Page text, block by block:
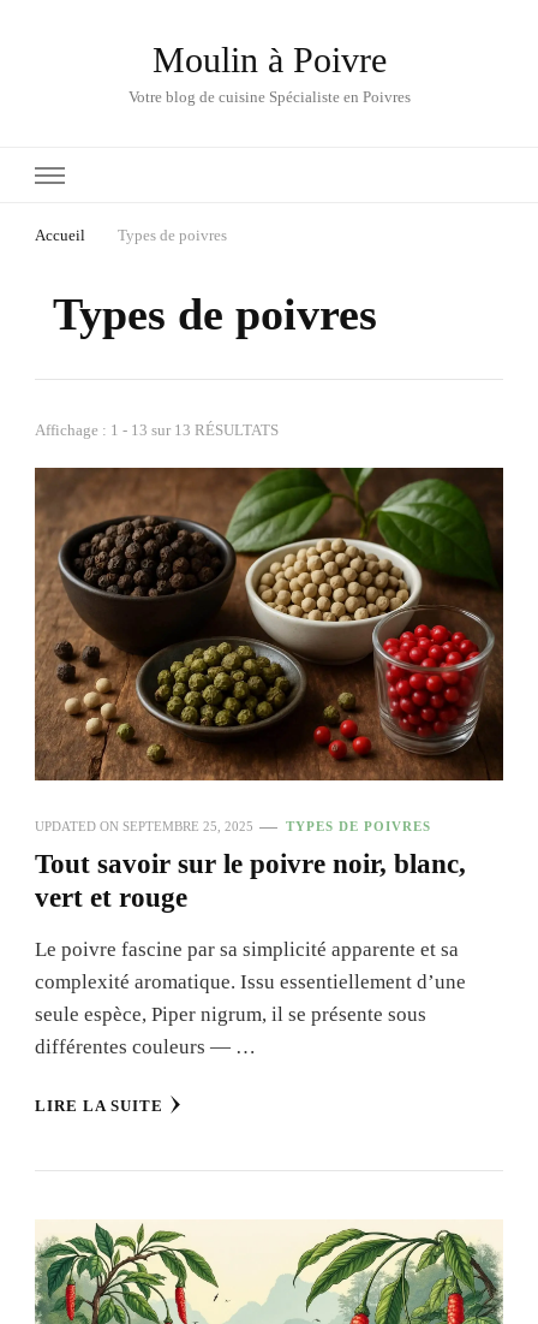
Moulin à Poivre
Votre blog de cuisine Spécialiste en Poivres
Accueil Types de poivres
Types de poivres
Affichage : 1 - 13 sur 13 RÉSULTATS
UPDATED ON SEPTEMBRE 25, 2025 TYPES DE POIVRES
Tout savoir sur le poivre noir, blanc,
vert et rouge
Le poivre fascine par sa simplicité apparente et sa
complexité aromatique. Issu essentiellement d’une
seule espèce, Piper nigrum, il se présente sous
différentes couleurs — …
LIRE LA SUITE